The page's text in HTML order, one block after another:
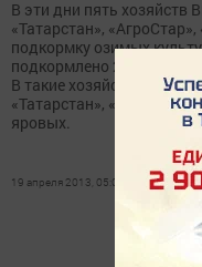
В эти дни пять хозяйств
«Татарстан»,
подкормку озимых
подкормлено 2100
В такие хозяйства, как
«Татарстан»,
яровых.
19 апреля 2013, 05:02